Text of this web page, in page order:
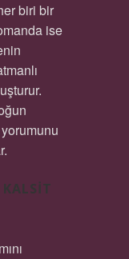
biri bir
ise